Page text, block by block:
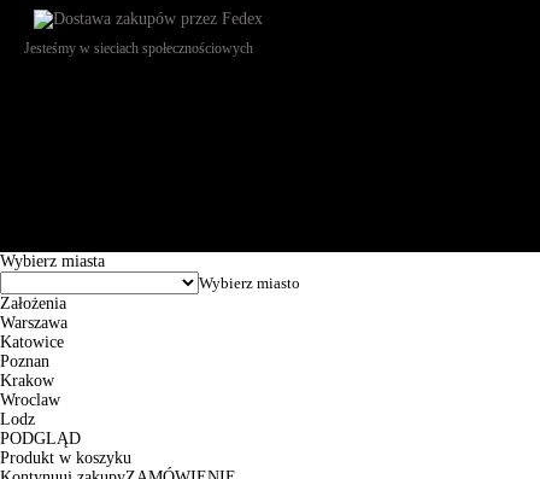
Jesteśmy w sieciach społecznościowych
Wybierz miasta
Założenia
Warszawa
Katowice
Poznan
Krakow
Wroclaw
Lodz
PODGLĄD
Produkt w koszyku